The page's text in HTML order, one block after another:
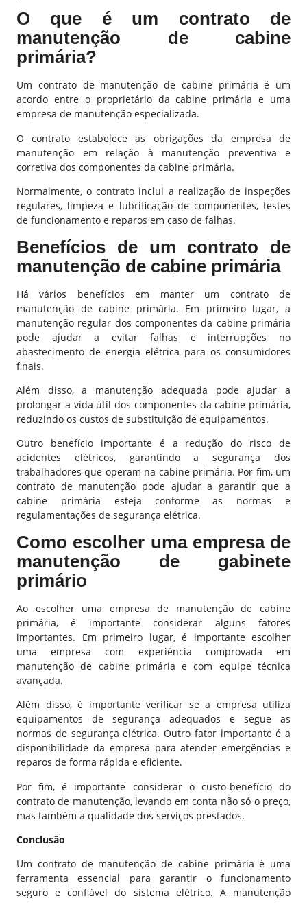
O que é um contrato de
manutenção de cabine
primária?
Um contrato de manutenção de cabine primária é um
acordo entre o proprietário da cabine primária e uma
empresa de manutenção especializada.
O contrato estabelece as obrigações da empresa de
manutenção em relação à manutenção preventiva e
corretiva dos componentes da cabine primária.
Normalmente, o contrato inclui a realização de inspeções
regulares, limpeza e lubrificação de componentes, testes
de funcionamento e reparos em caso de falhas.
Benefícios de um contrato de
manutenção de cabine primária
Há vários benefícios em manter um contrato de
manutenção de cabine primária. Em primeiro lugar, a
manutenção regular dos componentes da cabine primária
pode ajudar a evitar falhas e interrupções no
abastecimento de energia elétrica para os consumidores
finais.
Além disso, a manutenção adequada pode ajudar a
prolongar a vida útil dos componentes da cabine primária,
reduzindo os custos de substituição de equipamentos.
Outro benefício importante é a redução do risco de
acidentes elétricos, garantindo a segurança dos
trabalhadores que operam na cabine primária. Por fim, um
contrato de manutenção pode ajudar a garantir que a
cabine primária esteja conforme as normas e
regulamentações de segurança elétrica.
Como escolher uma empresa de
manutenção de gabinete
primário
Ao escolher uma empresa de manutenção de cabine
primária, é importante considerar alguns fatores
importantes. Em primeiro lugar, é importante escolher
uma empresa com experiência comprovada em
manutenção de cabine primária e com equipe técnica
avançada.
Além disso, é importante verificar se a empresa utiliza
equipamentos de segurança adequados e segue as
normas de segurança elétrica. Outro fator importante é a
disponibilidade da empresa para atender emergências e
reparos de forma rápida e eficiente.
Por fim, é importante considerar o custo-benefício do
contrato de manutenção, levando em conta não só o preço,
mas também a qualidade dos serviços prestados.
Conclusão
Um contrato de manutenção de cabine primária é uma
ferramenta essencial para garantir o funcionamento
seguro e confiável do sistema elétrico. A manutenção